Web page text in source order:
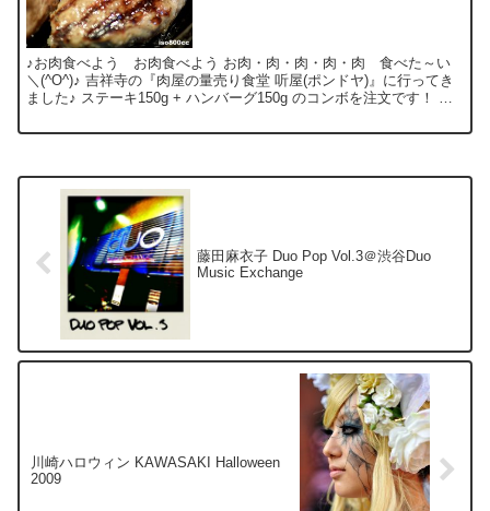
♪お肉食べよう お肉食べよう お肉・肉・肉・肉・肉 食べた～い
＼(^O^)♪ 吉祥寺の『肉屋の量売り食堂 听屋(ポンドヤ)』に行ってき
ました♪ ステーキ150g + ハンバーグ150g のコンボを注文です！ お
藤田麻衣子 Duo Pop Vol.3＠渋谷Duo
Music Exchange
川崎ハロウィン KAWASAKI Halloween
2009